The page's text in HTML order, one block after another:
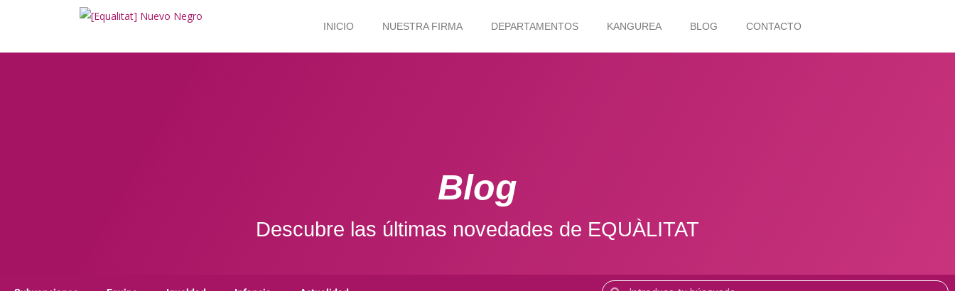
INICIO NUESTRA FIRMA DEPARTAMENTOS KANGUREA BLOG CONTACTO
Blog
Descubre las últimas novedades de EQUÀLITAT